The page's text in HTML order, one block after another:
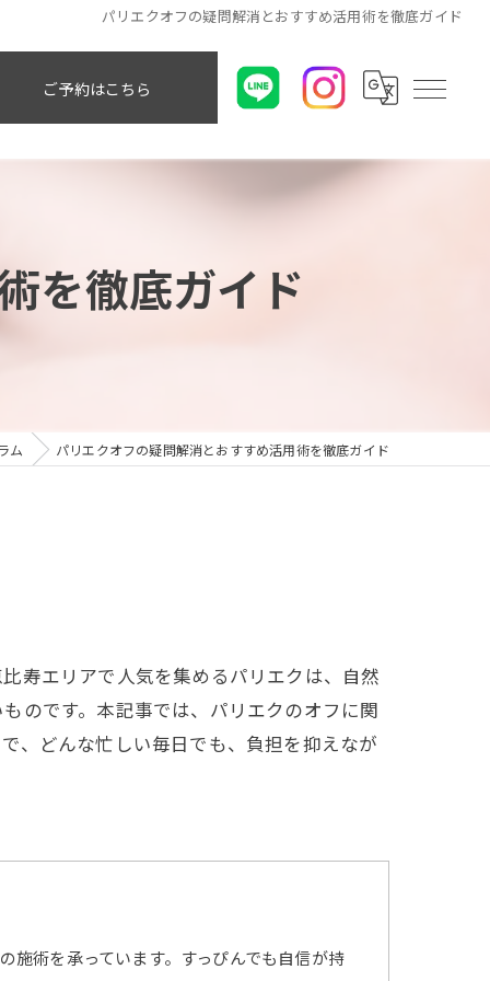
パリエクオフの疑問解消とおすすめ活用術を徹底ガイド
ご予約はこちら
を徹底ガイド
ム パリエクオフの疑問解消とおすすめ活用術を徹底ガイド
寿エリアで人気を集めるパリエクは、自然
のです。本記事では、パリエクのオフに関
、どんな忙しい毎日でも、負担を抑えなが
施術を承っています。すっぴんでも自信が持